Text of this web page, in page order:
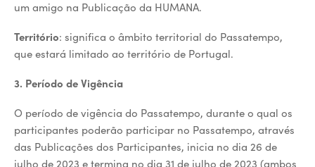
um amigo na Publicação da HUMANA.
Território: significa o âmbito territorial do Passatempo,
que estará limitado ao território de Portugal.
3. Período de Vigência
O período de vigência do Passatempo, durante o qual os
participantes poderão participar no Passatempo, através
das Publicações dos Participantes, inicia no dia 26 de
julho de 2023 e termina no dia 31 de julho de 2023 (ambos